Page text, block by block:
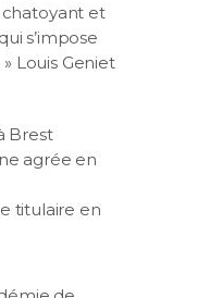
et
s’impose
Louis Geniet
Brest
agrée en
titulaire en